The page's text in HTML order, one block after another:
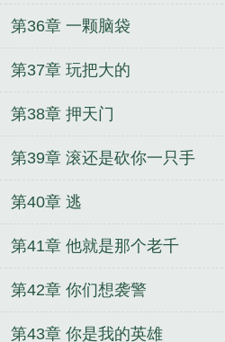
第36章 一颗脑袋
第37章 玩把大的
第38章 押天门
第39章 滚还是砍你一只手
第40章 逃
第41章 他就是那个老千
第42章 你们想袭警
第43章 你是我的英雄